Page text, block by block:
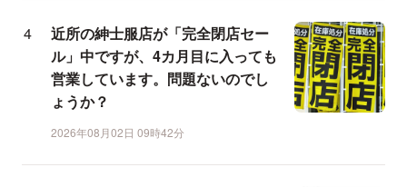
近所の紳士服店が「完全閉店セー
ル」中ですが、4カ月目に入っても
営業しています。問題ないのでし
ょうか？
2026年08月02日 09時42分